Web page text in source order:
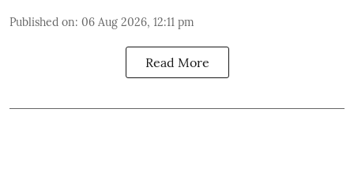
Published on: 06 Aug 2026, 12:11 pm
Read More